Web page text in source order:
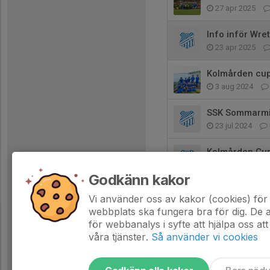
27 apr 2025
Info inför
23 apr 2025
Kolmården
3 aug 2024
SSK
23 jul 2024
Kolmården
16 jun 2024
Godkänn kakor
Vi använder oss av kakor (cookies)
webbplats ska fungera bra för dig. De
för webbanalys i syfte att hjälpa oss
våra tjänster. Så använder vi cookies